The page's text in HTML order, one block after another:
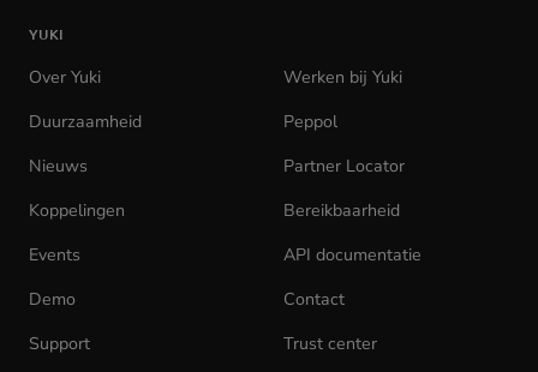
homepage
YUKI
Over Yuki Werken bij Yuki
Duurzaamheid
Peppol
Nieuws
Partner Locator
Koppelingen
Bereikbaarheid
Events
API documentatie
Demo
Contact
Support
Trust center